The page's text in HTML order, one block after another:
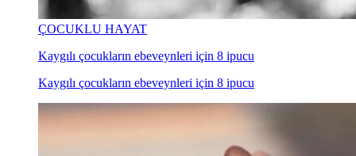
ÇOCUKLU HAYAT
Kaygılı çocukların ebeveynleri için 8 ipucu
Kaygılı çocukların ebeveynleri için 8 ipucu